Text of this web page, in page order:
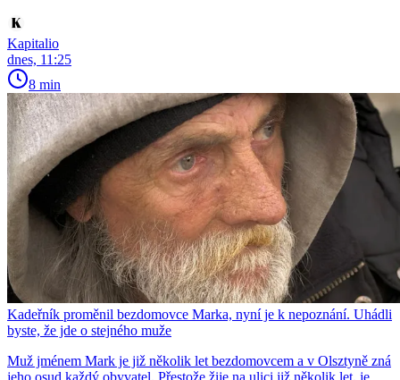
Kapitalio
dnes, 11:25
8 min
Kadeřník proměnil bezdomovce Marka, nyní je k nepoznání. Uhádli
byste, že jde o stejného muže
Muž jménem Mark je již několik let bezdomovcem a v Olsztyně zná